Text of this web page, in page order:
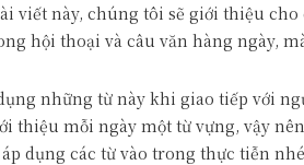
viết này, chúng tôi sẽ giới thiệu
hội thoại và câu văn hàng ngày,
những từ này khi giao tiếp với
thiệu mỗi ngày một từ vựng, vậy
dụng các từ vào trong thực tiễn